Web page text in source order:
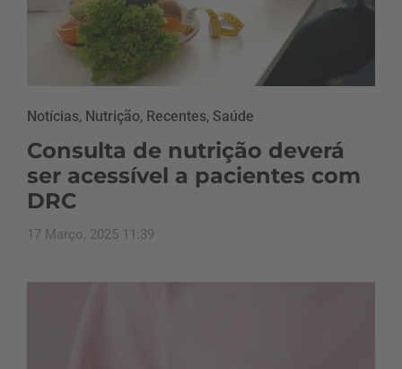
Notícias, Nutrição, Recentes, Saúde
Consulta de nutrição deverá
ser acessível a pacientes com
DRC
17 Março, 2025 11:39